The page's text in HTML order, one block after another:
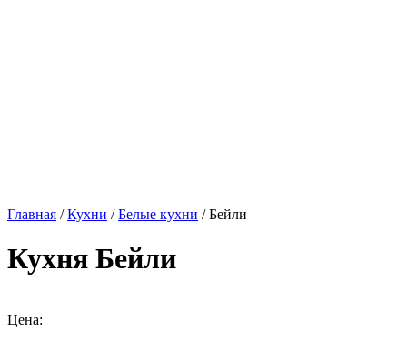
Главная /Кухни /Белые кухни / Бейли
Кухня Бейли
Цена: